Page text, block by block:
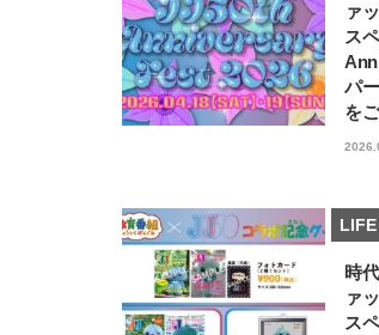
ァ
ス
パ
を
時
ァ
ス